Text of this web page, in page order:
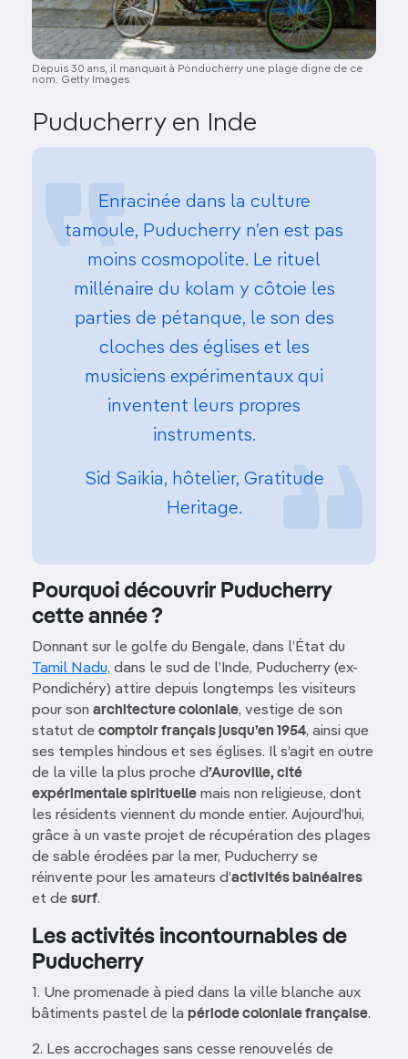
Depuis 30 ans, il manquait à Ponducherry une plage digne de ce
nom. Getty Images
Puducherry en Inde
Enracinée dans la culture
tamoule, Puducherry n’en est pas
moins cosmopolite. Le rituel
millénaire du kolam y côtoie les
parties de pétanque, le son des
cloches des églises et les
musiciens expérimentaux qui
inventent leurs propres
instruments.
Sid Saikia, hôtelier, Gratitude
Heritage.
Pourquoi découvrir Puducherry
cette année ?
Donnant sur le golfe du Bengale, dans l’État du
Tamil Nadu, dans le sud de l’Inde, Puducherry (ex-
Pondichéry) attire depuis longtemps les visiteurs
pour son architecture coloniale, vestige de son
statut de comptoir français jusqu’en 1954, ainsi que
ses temples hindous et ses églises. Il s’agit en outre
de la ville la plus proche d’Auroville, cité
expérimentale spirituelle mais non religieuse, dont
les résidents viennent du monde entier. Aujourd’hui,
grâce à un vaste projet de récupération des plages
de sable érodées par la mer, Puducherry se
réinvente pour les amateurs d’activités balnéaires
et de surf.
Les activités incontournables de
Puducherry
1. Une promenade à pied dans la ville blanche aux
bâtiments pastel de la période coloniale française.
2. Les accrochages sans cesse renouvelés de